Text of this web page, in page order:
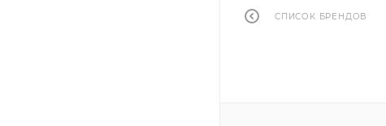
СПИСОК БРЕНДОВ